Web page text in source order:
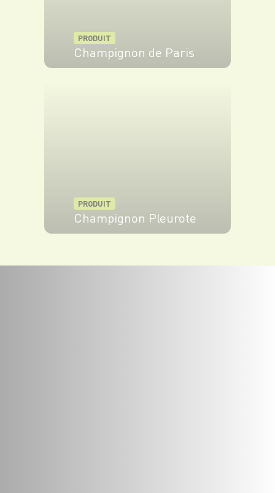
PRODUIT
Champignon de Paris
PRODUIT
Champignon Pleurote